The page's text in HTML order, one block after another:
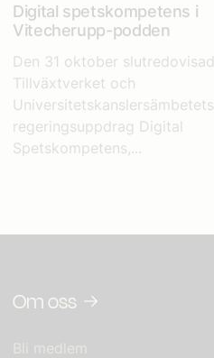
Digital spetskompetens i
Vitecherupp-podden
Den 31 oktober
Tillväxtverket och
Universitetskanslersämbetets
regeringsuppdrag Digital
Spetskompetens,...
Om oss
Bli medlem